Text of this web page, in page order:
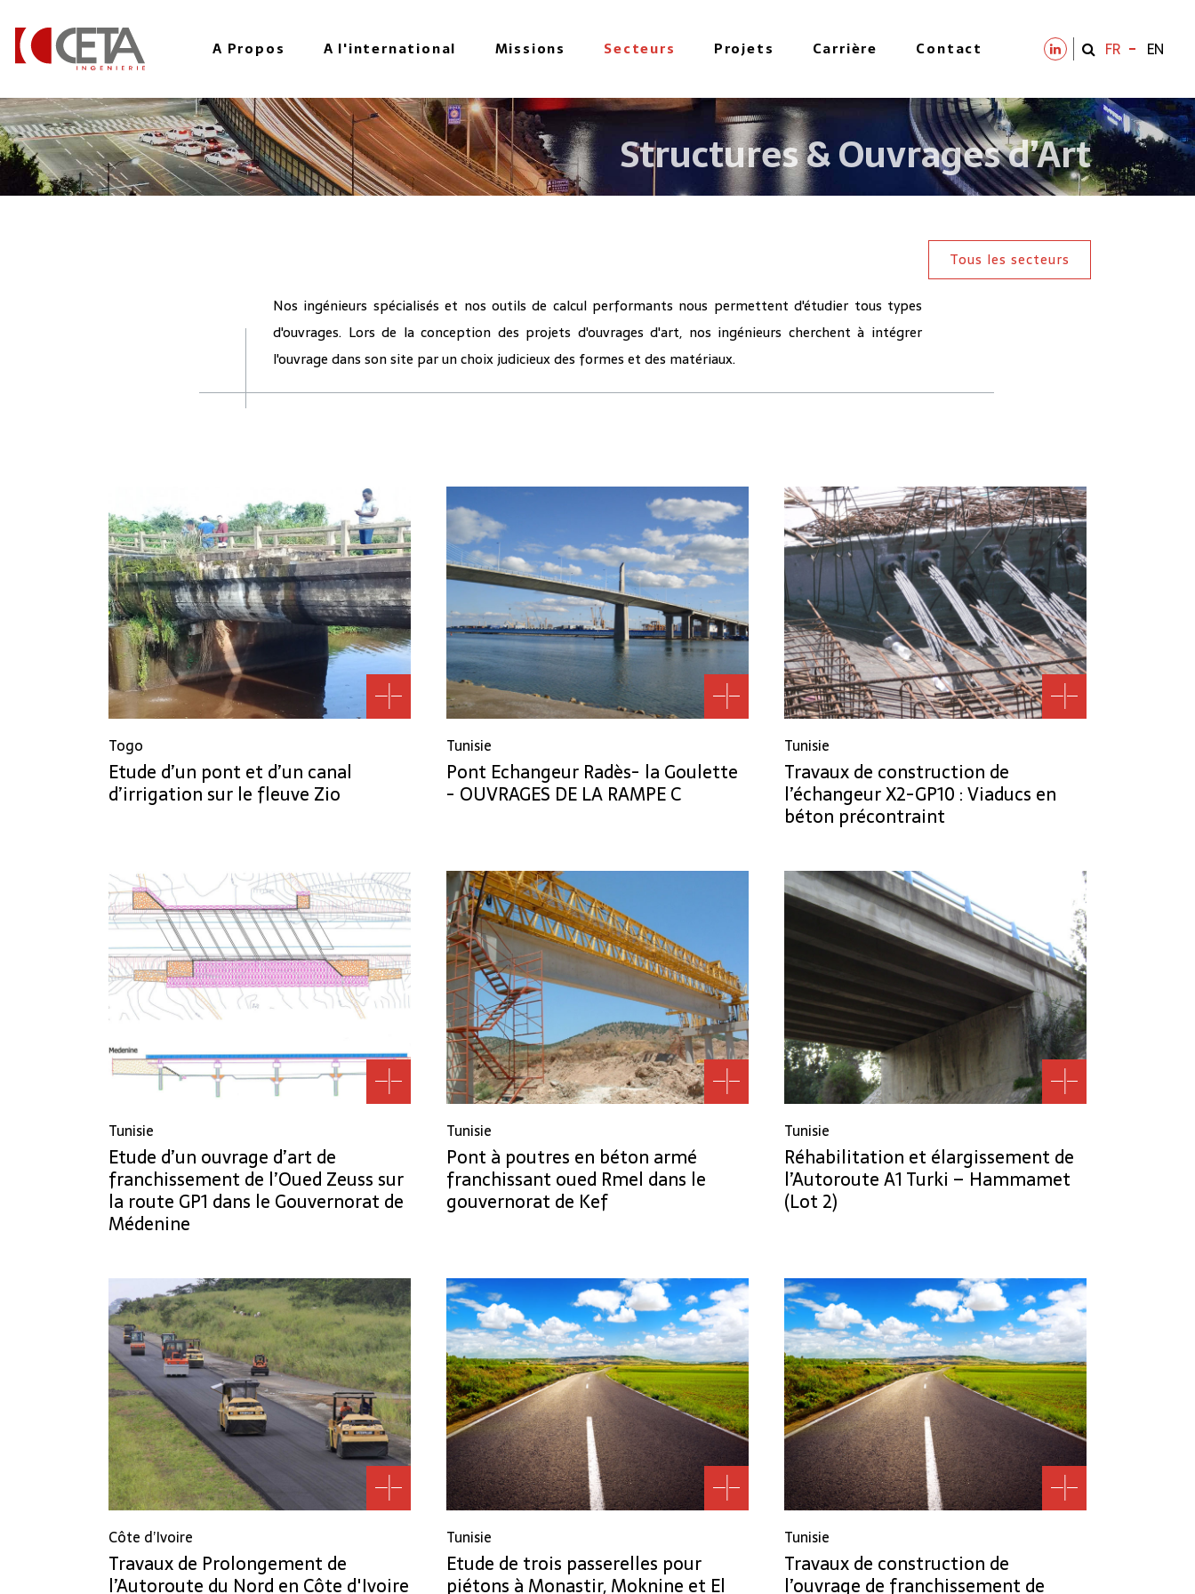
contenu
principal
A Propos A l'international Missions Secteurs Projets Carrière Contact FR EN
Structures & Ouvrages d’Art
Tous les secteurs
Nos ingénieurs spécialisés et nos outils de calcul performants nous permettent d'étudier tous types
d'ouvrages. Lors de la conception des projets d'ouvrages d'art, nos ingénieurs cherchent à intégrer
l'ouvrage dans son site par un choix judicieux des formes et des matériaux.
Togo
Etude d’un pont et d’un canal
d’irrigation sur le fleuve Zio
Tunisie
Pont Echangeur Radès- la Goulette
- OUVRAGES DE LA RAMPE C
Tunisie
Travaux de construction de
l’échangeur X2-GP10 : Viaducs en
béton précontraint
Tunisie
Etude d’un ouvrage d’art de
franchissement de l’Oued Zeuss sur
la route GP1 dans le Gouvernorat de
Médenine
Tunisie
Pont à poutres en béton armé
franchissant oued Rmel dans le
gouvernorat de Kef
Tunisie
Réhabilitation et élargissement de
l’Autoroute A1 Turki – Hammamet
(Lot 2)
Côte d’Ivoire
Travaux de Prolongement de
l’Autoroute du Nord en Côte d'Ivoire
Tunisie
Etude de trois passerelles pour
piétons à Monastir, Moknine et El
Tunisie
Travaux de construction de
l’ouvrage de franchissement de